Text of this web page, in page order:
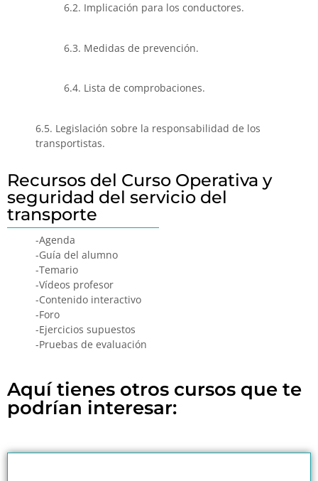
6.2. Implicación para los conductores.
6.3. Medidas de prevención.
6.4. Lista de comprobaciones.
6.5. Legislación sobre la responsabilidad de los
transportistas.
Recursos del Curso Operativa y
seguridad del servicio del
transporte
-Agenda
-Guía del alumno
-Temario
-Vídeos profesor
-Contenido interactivo
-Foro
-Ejercicios supuestos
-Pruebas de evaluación
Aquí tienes otros cursos que te
podrían interesar: